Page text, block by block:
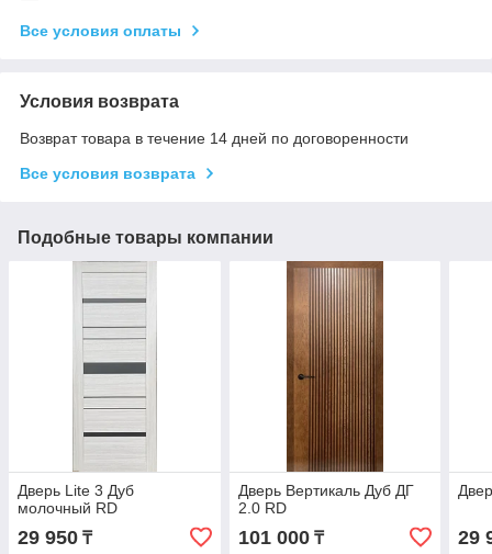
Все условия оплаты
Условия возврата
Возврат товара в течение 14 дней по договоренности
Все условия возврата
Подобные товары компании
Дверь Lite 3 Дуб
молочный RD
29 950 ₸
Дверь Вертикаль Дуб ДГ
2.0 RD
101 000₸ 29